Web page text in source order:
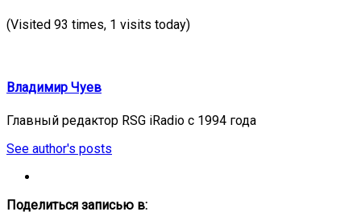
(Visited 93 times, 1 visits today)
Владимир Чуев
Главный редактор RSG iRadio с 1994 года
See author's posts
Поделиться записью в: